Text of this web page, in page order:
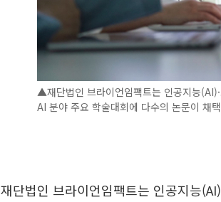
▲재단법인 브라이언임팩트는 인공지능
AI 분야 주요 학술대회에 다수의 논문이 채
재단법인 브라이언임팩트는 인공지능